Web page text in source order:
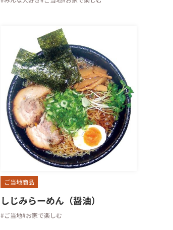
ご当地商品
しじみらーめん（醤油）
#ご当地#お家で楽しむ